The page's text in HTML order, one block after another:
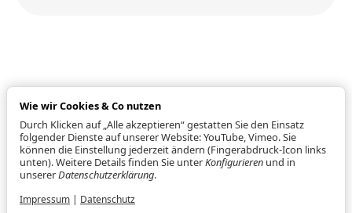
Informationen
Gesetzliche Informationen
Wie wir Cookies & Co nutzen
Durch Klicken auf „Alle akzeptieren“ gestatten Sie den Einsatz
folgender Dienste auf unserer Website: YouTube, Vimeo. Sie
können die Einstellung jederzeit ändern (Fingerabdruck-Icon links
unten). Weitere Details finden Sie unterKonfigurieren und in
unsererDatenschutzerklärung.
Impressum | Datenschutz